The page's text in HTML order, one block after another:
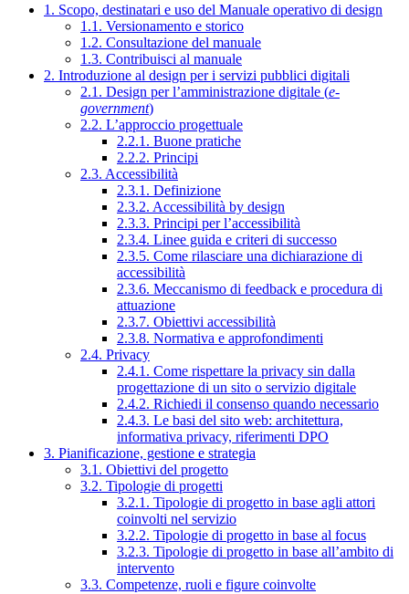
1. Scopo, destinatari e uso del Manuale operativo di design
1.1. Versionamento e storico
1.2. Consultazione del manuale
1.3. Contribuisci al manuale
2. Introduzione al design per i servizi pubblici digitali
2.1. Design per l’amministrazione digitale (e-
government)
2.2. L’approccio progettuale
2.2.1. Buone pratiche
2.2.2. Principi
2.3. Accessibilità
2.3.1. Definizione
2.3.2. Accessibilità by design
2.3.3. Principi per l’accessibilità
2.3.4. Linee guida e criteri di successo
2.3.5. Come rilasciare una dichiarazione di
accessibilità
2.3.6. Meccanismo di feedback e procedura di
attuazione
2.3.7. Obiettivi accessibilità
2.3.8. Normativa e approfondimenti
2.4. Privacy
2.4.1. Come rispettare la privacy sin dalla
progettazione di un sito o servizio digitale
2.4.2. Richiedi il consenso quando necessario
2.4.3. Le basi del sito web: architettura,
informativa privacy, riferimenti DPO
3. Pianificazione, gestione e strategia
3.1. Obiettivi del progetto
3.2. Tipologie di progetti
3.2.1. Tipologie di progetto in base agli attori
coinvolti nel servizio
3.2.2. Tipologie di progetto in base al focus
3.2.3. Tipologie di progetto in base all’ambito di
intervento
3.3. Competenze, ruoli e figure coinvolte